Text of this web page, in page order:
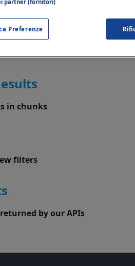
in chunks
filters
by our APIs
partner (fornitori)
Preferenze